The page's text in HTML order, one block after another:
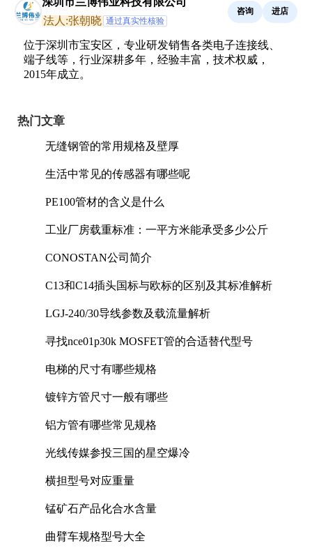
法人:张朝晓 通过真实性核验
咨询 进店
位于深圳市宝安区，专业研发销售各类电子连接线、
端子线等，行业深耕多年，经验丰富，技术权威，
2015年成立。
热门文章
无缝钢管的常用规格及壁厚
生活中常见的传感器有哪些呢
PE100管材的含义是什么
工业厂房载重标准：一平方米能承受多少公斤
CONOSTAN公司简介
C13和C14插头国标与欧标的区别及其标准解析
LGJ-240/30导线参数及载流量解析
寻找nce01p30k MOSFET管的合适替代型号
电梯的尺寸有哪些规格
镀锌方管尺寸一般有哪些
铝方管有哪些常见规格
光线传媒参投三国的星空爆冷
横担型号对应重量
锰矿石产品化合水含量
曲臂车规格型号大全